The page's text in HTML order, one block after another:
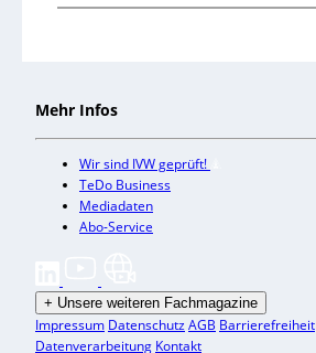
Mehr Infos
Wir sind IVW geprüft!
TeDo Business
Mediadaten
Abo-Service
+ Unsere weiteren Fachmagazine
Impressum DatenschutzAGB Barrierefreiheit
Datenverarbeitung Kontakt